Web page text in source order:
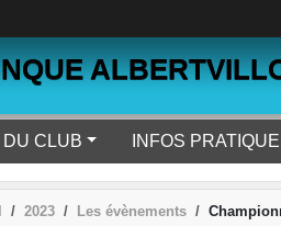
DU CLUB INFOS
2023 Les évènements